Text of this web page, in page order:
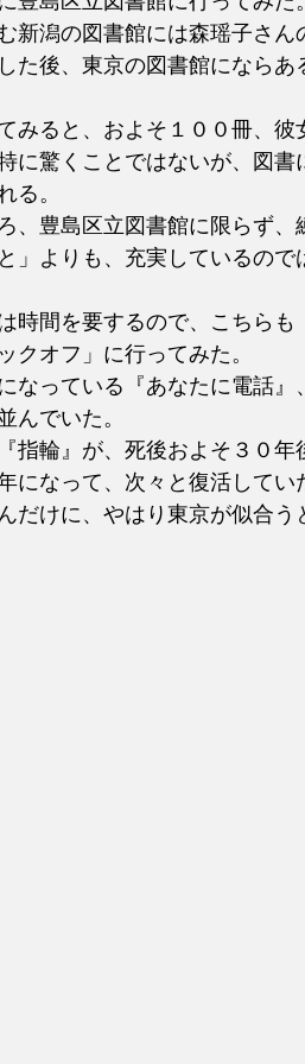
潟の図書館には森瑶子さん
た後、東京の図書館にならあ
みると、およそ１００冊、彼
驚くことではないが、図書
る。
、豊島区立図書館に限らず、
」よりも、充実しているので
間を要するので、こちらも
クオフ」に行ってみた。
なっている『あなたに電話』
んでいた。
輪』が、死後およそ３０年
になって、次々と復活してい
けに、やはり東京が似合う